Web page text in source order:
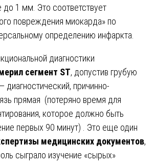
1 мм. Это соответствует
повреждения миокарда» по
определению инфаркта.
диагностики
сегмент ST, допустив грубую
причинно-
прямая (потеряно время для
которое должно быть
первых 90 минут) . Это еще один
медицинских документов,
сыграло изучение «сырых»